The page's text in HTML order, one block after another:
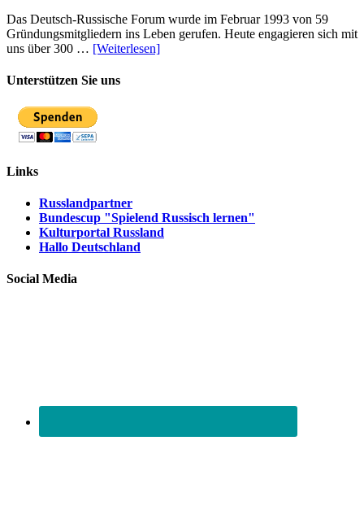
Das Deutsch-Russische Forum wurde im Februar 1993 von 59
Gründungsmitgliedern ins Leben gerufen. Heute engagieren sich mit
uns über 300 … [Weiterlesen]
Unterstützen Sie uns
Links
Russlandpartner
Bundescup "Spielend Russisch lernen"
Kulturportal Russland
Hallo Deutschland
Social Media